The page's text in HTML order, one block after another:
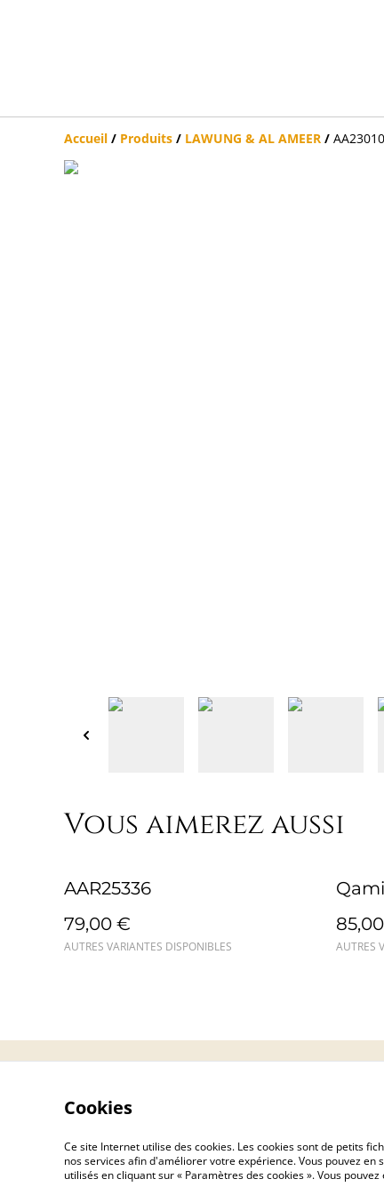
Accueil / Produits / LAWUNG & AL AMEER / AA23010
Vous aimerez aussi
AAR25336
79,00 €
AUTRES VARIANTES DISPONIBLES AUTRES
Cookies
Ce site Internet utilise des cookies. Les cookies sont de petits
nos services afin d'améliorer votre expérience. Vous pouvez
utilisés en cliquant sur « Paramètres des cookies ». Vous